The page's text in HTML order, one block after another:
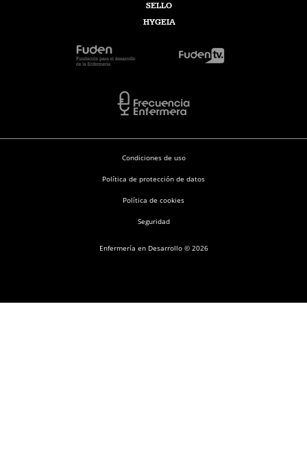
SELLO
HYGEIA
Enfermería en Desarrollo © 2026
Condiciones de uso
Política de protección de datos
Política de cookies
Seguridad